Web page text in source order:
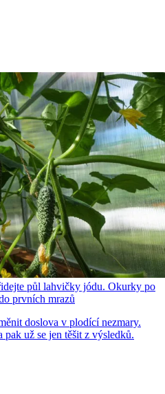
půl lahvičky jódu. Okurky po
prvních mrazů
doslova v plodící nezmary.
už se jen těšit z výsledků.